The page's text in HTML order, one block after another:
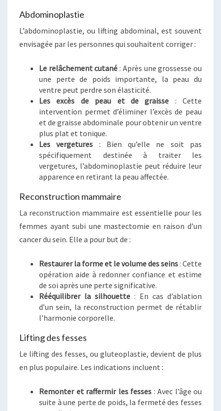
Abdominoplastie
L’abdominoplastie, ou lifting abdominal, est souvent
envisagée par les personnes qui souhaitent corriger :
Le relâchement cutané : Après une grossesse ou
une perte de poids importante, la peau du
ventre peut perdre son élasticité.
Les excès de peau et de graisse : Cette
intervention permet d’éliminer l’excès de peau
et de graisse abdominale pour obtenir un ventre
plus plat et tonique.
Les vergetures : Bien qu’elle ne soit pas
spécifiquement destinée à traiter les
vergetures, l’abdominoplastie peut réduire leur
apparence en retirant la peau affectée.
Reconstruction mammaire
La reconstruction mammaire est essentielle pour les
femmes ayant subi une mastectomie en raison d’un
cancer du sein. Elle a pour but de :
Restaurer la forme et le volume des seins: Cette
opération aide à redonner confiance et estime
de soi après une perte significative.
Rééquilibrer la silhouette : En cas d’ablation
d’un sein, la reconstruction permet de rétablir
l’harmonie corporelle.
Lifting des fesses
Le lifting des fesses, ou gluteoplastie, devient de plus
en plus populaire. Les indications incluent :
Remonter et raffermir les fesses : Avec l’âge ou
suite à une perte de poids, la fermeté des fesses